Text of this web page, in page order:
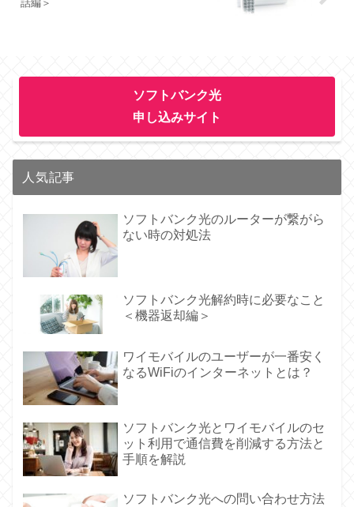
話編＞
ソフトバンク光
申し込みサイト
人気記事
ソフトバンク光のルーターが繋がら
ない時の対処法
ソフトバンク光解約時に必要なこと
＜機器返却編＞
ワイモバイルのユーザーが一番安く
なるWiFiのインターネットとは？
ソフトバンク光とワイモバイルのセ
ット利用で通信費を削減する方法と
手順を解説
ソフトバンク光への問い合わせ方法